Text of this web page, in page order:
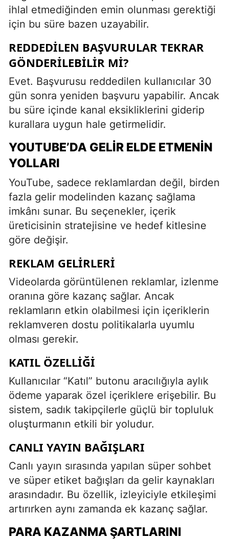
ihlal etmediğinden emin olunması gerektiği
için bu süre bazen uzayabilir.
REDDEDILEN BAŞVURULAR TEKRAR
GÖNDERILEBILIR MI?
Evet. Başvurusu reddedilen kullanıcılar 30
gün sonra yeniden başvuru yapabilir. Ancak
bu süre içinde kanal eksikliklerini giderip
kurallara uygun hale getirmelidir.
YOUTUBE’DA GELIR ELDE ETMENIN
YOLLARI
YouTube, sadece reklamlardan değil, birden
fazla gelir modelinden kazanç sağlama
imkânı sunar. Bu seçenekler, içerik
üreticisinin stratejisine ve hedef kitlesine
göre değişir.
REKLAM GELIRLERI
Videolarda görüntülenen reklamlar, izlenme
oranına göre kazanç sağlar. Ancak
reklamların etkin olabilmesi için içeriklerin
reklamveren dostu politikalarla uyumlu
olması gerekir.
KATIL ÖZELLIĞI
Kullanıcılar “Katıl” butonu aracılığıyla aylık
ödeme yaparak özel içeriklere erişebilir. Bu
sistem, sadık takipçilerle güçlü bir topluluk
oluşturmanın etkili bir yoludur.
CANLI YAYIN BAĞIŞLARI
Canlı yayın sırasında yapılan süper sohbet
ve süper etiket bağışları da gelir kaynakları
arasındadır. Bu özellik, izleyiciyle etkileşimi
artırırken aynı zamanda ek kazanç sağlar.
PARA KAZANMA ŞARTLARINI